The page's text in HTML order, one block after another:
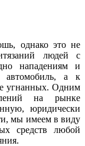
однако это не
людей с
нападениям и
автомобиль, а к
угнанных. Одним
на рынке
юридически
мы имеем в виду
средств любой